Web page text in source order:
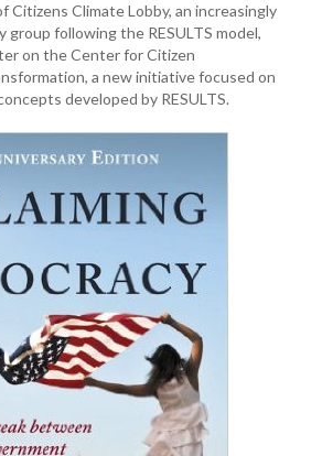
Citizens Climate Lobby, an increasingly
group following the RESULTS model,
on the Center for Citizen
a new initiative focused on
developed by RESULTS.